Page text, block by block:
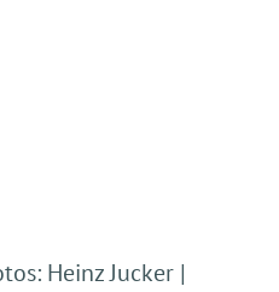
Heinz Jucker |